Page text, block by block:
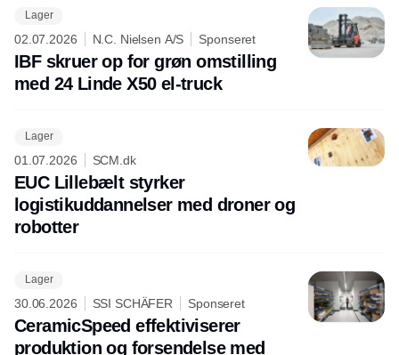
Lager
02.07.2026 N.C. Nielsen A/S Sponseret
IBF skruer op for grøn omstilling
med 24 Linde X50 el-truck
Lager
01.07.2026 SCM.dk
EUC Lillebælt styrker
logistikuddannelser med droner og
robotter
Lager
30.06.2026 SSI SCHÄFER Sponseret
CeramicSpeed effektiviserer
produktion og forsendelse med